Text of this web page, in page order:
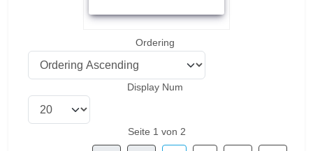
Ordering
Display Num
Seite 1 von 2